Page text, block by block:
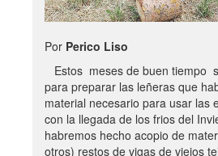
Por Perico Liso
Estos meses de buen tiempo
para preparar las leñeras que
material necesario para usar las
con la llegada de los frios del
habremos hecho acopio de
otros) restos de vigas de viejos